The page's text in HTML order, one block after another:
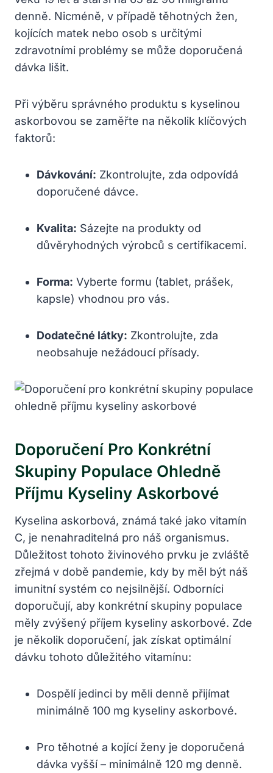
denně. Nicméně, v případě těhotných žen,
kojících matek nebo osob s určitými
zdravotními problémy se může doporučená
dávka lišit.
Při výběru správného produktu s kyselinou
askorbovou se zaměřte na několik klíčových
faktorů:
Dávkování: Zkontrolujte, zda odpovídá
doporučené dávce.
Kvalita: Sázejte na produkty od
důvěryhodných výrobců s certifikacemi.
Forma: Vyberte formu (tablet, prášek,
kapsle) vhodnou pro vás.
Dodatečné látky: Zkontrolujte, zda
neobsahuje nežádoucí přísady.
Doporučení Pro Konkrétní
Skupiny Populace Ohledně
Příjmu Kyseliny Askorbové
Kyselina askorbová, známá také jako vitamín
C, je nenahraditelná pro náš organismus.
Důležitost tohoto živinového prvku je zvláště
zřejmá v době pandemie, kdy by měl být náš
imunitní systém co nejsilnější. Odborníci
doporučují, aby konkrétní skupiny populace
měly zvýšený příjem kyseliny askorbové. Zde
je několik doporučení, jak získat optimální
dávku tohoto důležitého vitamínu:
Dospělí jedinci by měli denně přijímat
minimálně 100 mg kyseliny askorbové.
Pro těhotné a kojící ženy je doporučená
dávka vyšší – minimálně 120 mg denně.